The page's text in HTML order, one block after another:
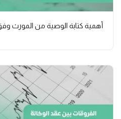
أهمية كتابة الوصية من المورث